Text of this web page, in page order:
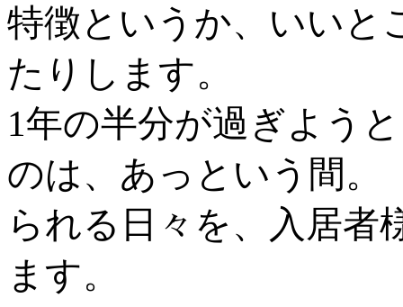
特徴というか、いいと
たりします。
1年の半分が過ぎよう
のは、あっという間。
られる日々を、入居者
ます。